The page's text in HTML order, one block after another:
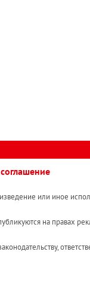
или иное
на правах